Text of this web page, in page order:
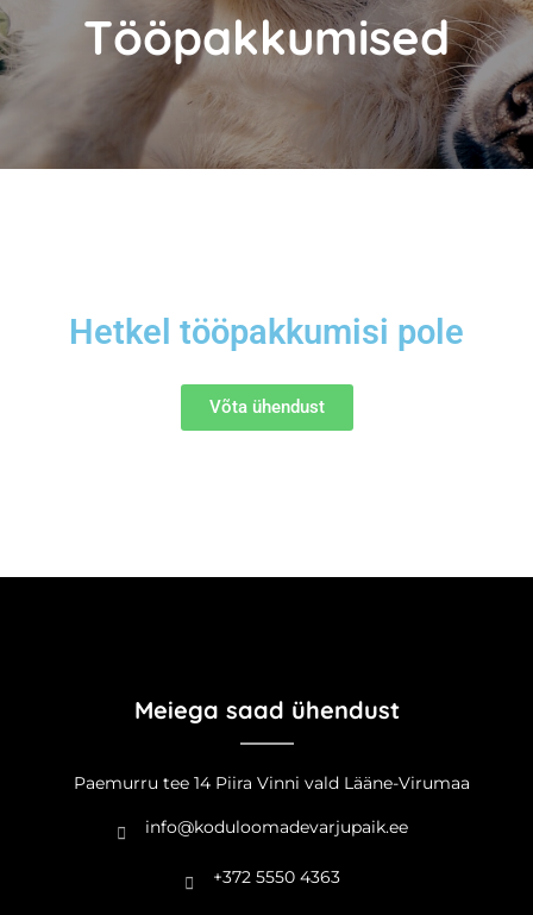
Tööpakkumised
Hetkel tööpakkumisi pole
Võta ühendust
Meiega saad ühendust
Paemurru tee 14 Piira Vinni vald Lääne-Virumaa
info@koduloomadevarjupaik.ee
+372 5550 4363